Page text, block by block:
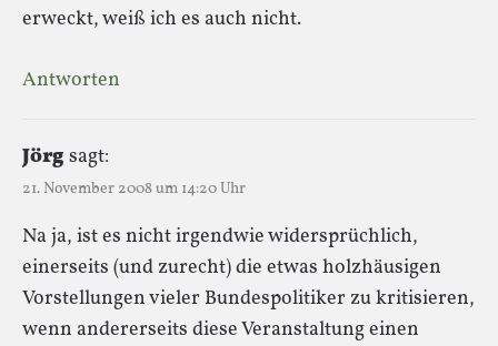
erweckt, weiß ich es auch nicht.
Antworten
Jörgsagt:
21. November 2008 um 14:20 Uhr
Na ja, ist es nicht irgendwie widersprüchlich,
einerseits (und zurecht) die etwas holzhäusigen
Vorstellungen vieler Bundespolitiker zu kritisieren,
wenn andererseits diese Veranstaltung einen